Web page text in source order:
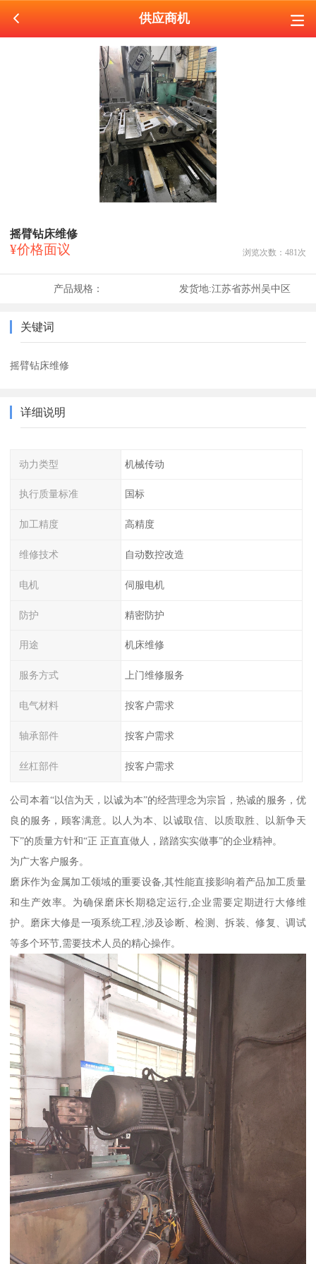
供应商机
摇臂钻床维修
¥价格面议 浏览次数： 481 次
产品规格： 发货地:江苏省苏州吴中区
关键词
摇臂钻床维修
详细说明
动力类型 机械传动
执行质量标准 国标
加工精度 高精度
维修技术 自动数控改造
电机 伺服电机
防护 精密防护
用途 机床维修
服务方式 上门维修服务
电气材料 按客户需求
轴承部件 按客户需求
丝杠部件 按客户需求
公司本着“以信为天，以诚为本”的经营理念为宗旨，热诚的服务，优
良的服务，顾客满意。以人为本、以诚取信、以质取胜、以新争天
下”的质量方针和“正 正直直做人，踏踏实实做事”的企业精神。
为广大客户服务。
磨床作为金属加工领域的重要设备,其性能直接影响着产品加工质量
和生产效率。为确保磨床长期稳定运行,企业需要定期进行大修维
护。磨床大修是一项系统工程,涉及诊断、检测、拆装、修复、调试
等多个环节,需要技术人员的精心操作。